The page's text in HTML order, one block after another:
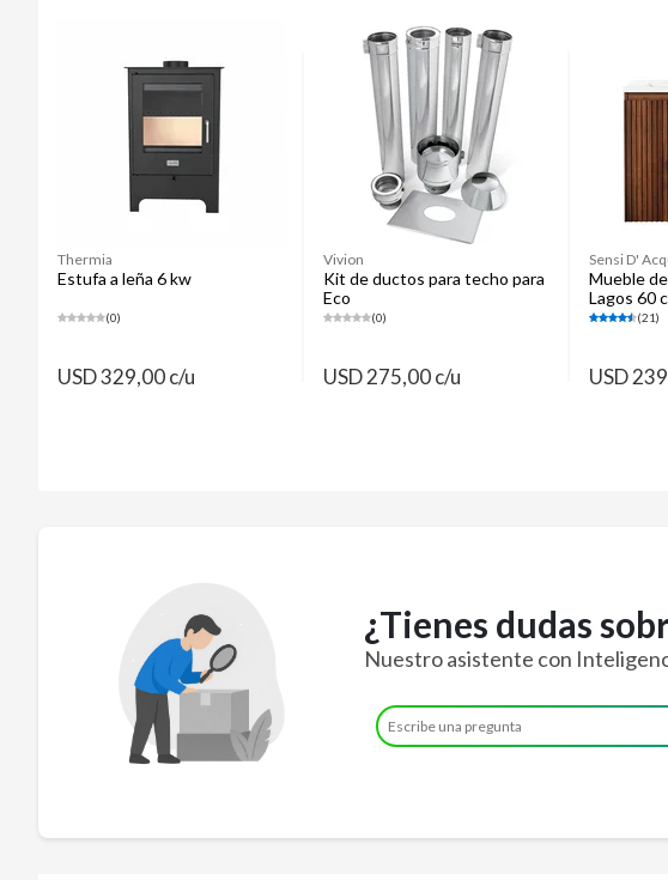
Thermia
Estufa a leña 6 kw
(0)
USD 329,00 c/u
Vivion
Kit de ductos para techo para
Eco
(0)
USD 275,00 c/u
Sensi D'
Mueble
Lagos 60
(21)
USD
¿Tienes dudas
Nuestro asistente con